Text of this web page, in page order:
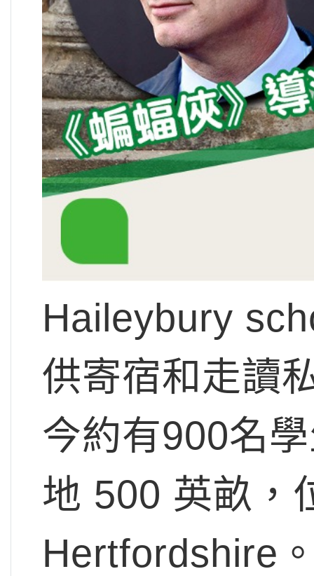
Haileybury
供寄宿和走讀
今約有900名
地 500 英畝，
Hertfordshire